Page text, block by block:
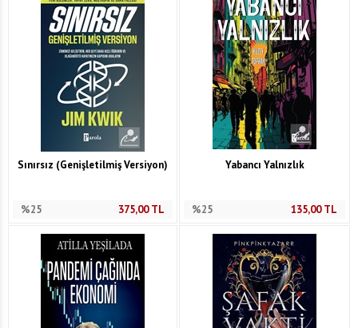
Sınırsız (Genişletilmiş Versiyon)
%25 375,00TL
Yabancı Yalnızlık
%25 135,00TL